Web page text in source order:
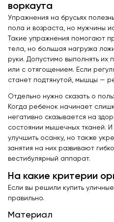
воркаута
Упражнения на брусьях
пола и возраста, но мужчины
Такие упражнения помогают
тела, но большая нагрузка
руки. Допустимо выполнять их
или с отягощением. Если
станет подтянутой, мышцы —
Отдельно нужно сказать о
Когда ребенок начинает
негативно сказывается на
состоянии мышечных тканей.
улучшить осанку, но также
занятия на них развивают
вестибулярный аппарат.
На какие критерии
Если вы решили купить
правильно.
Материал